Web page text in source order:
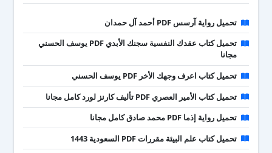
تحميل رواية آرسس PDF أحمد آل حمدان
تحميل كتاب عقدك النفسية سجنك الأبدي PDF يوسف الحسني
مجانا
تحميل كتاب اعرف وجهك الأخر PDF يوسف الحسني
تحميل كتاب الأمير العصري PDF تأليف كارنز لورد كامل مجانا
تحميل رواية إذما PDF محمد صادق كامل مجانا
تحميل كتاب علم البيئة مقررات PDF السعودية 1443